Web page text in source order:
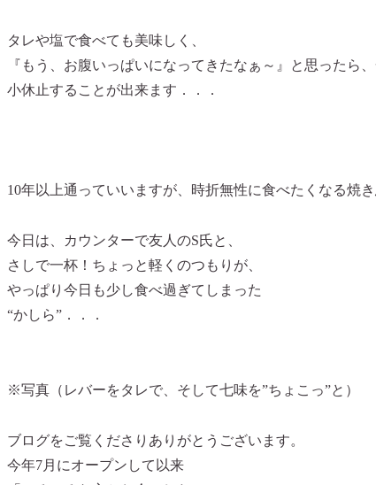
タレや塩で食べても美味しく、
『もう、お腹いっぱいになってきたなぁ～』と思ったら
小休止することが出来ます．．．
10年以上通っていいますが、時折無性に食べたくなる焼き
今日は、カウンターで友人のS氏と、
さしで一杯！ちょっと軽くのつもりが、
やっぱり今日も少し食べ過ぎてしまった
“かしら” ．．．
※写真（レバーをタレで、そして七味を”ちょこっ”と）
ブログをご覧くださりありがとうございます。
今年7月にオープンして以来